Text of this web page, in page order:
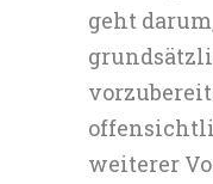
geht
weiterer